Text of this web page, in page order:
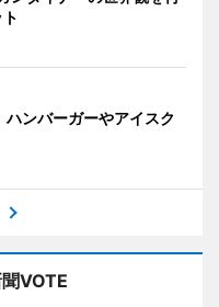
ンバーガーやアイスク
VOTE